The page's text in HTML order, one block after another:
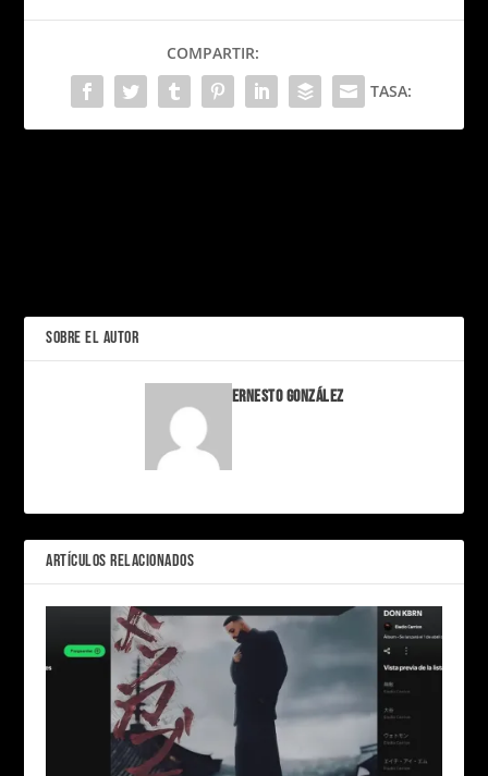
COMPARTIR:
TASA:
SOBRE EL AUTOR
Ernesto González
ARTÍCULOS RELACIONADOS